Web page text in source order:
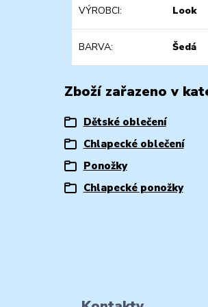
VÝROBCI Look
BARVA Šedá
Zboží zařazeno v
Dětské oblečení
Chlapecké oblečení
Ponožky
Chlapecké ponožky